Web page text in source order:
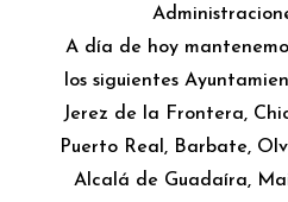
A día de hoy
los siguientes
Jerez de la Frontera,
Puerto Real, Barbate,
Alcalá de Guadaíra,